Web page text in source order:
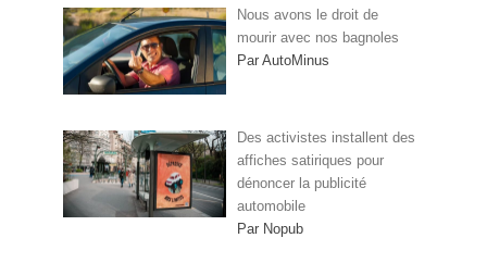
Nous avons le droit de
mourir avec nos bagnoles
Par AutoMinus
Des activistes installent des
affiches satiriques pour
dénoncer la publicité
automobile
Par Nopub